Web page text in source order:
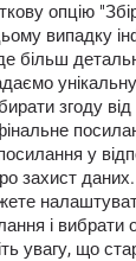
опцію
випадку
більш
згоду
у
захист даних.
і вибрати
увагу, що